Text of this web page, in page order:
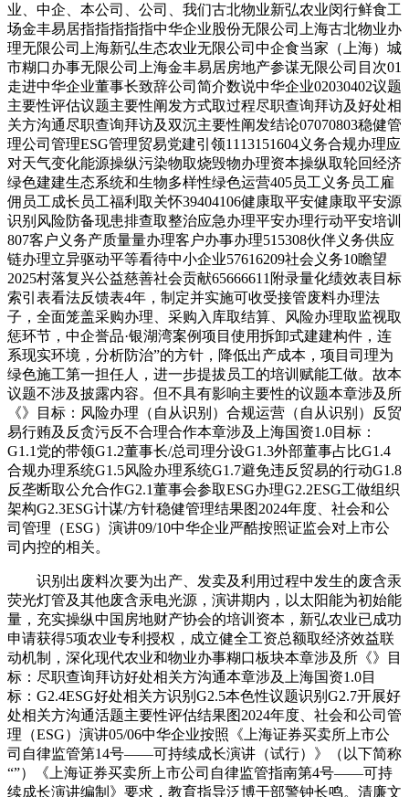
业、中企、本公司、公司、我们古北物业新弘农业闵行鲜食工
场金丰易居指指指指指中华企业股份无限公司上海古北物业办
理无限公司上海新弘生态农业无限公司中企食当家（上海）城
市糊口办事无限公司上海金丰易居房地产参谋无限公司目次01
走进中华企业董事长致辞公司简介数说中华企业02030402议题
主要性评估议题主要性阐发方式取过程尽职查询拜访及好处相
关方沟通尽职查询拜访及双沉主要性阐发结论07070803稳健管
理公司管理ESG管理贸易党建引领1113151604义务合规办理应
对天气变化能源操纵污染物取烧毁物办理资本操纵取轮回经济
绿色建建生态系统和生物多样性绿色运营405员工义务员工雇
佣员工成长员工福利取关怀39404106健康取平安健康取平安源
识别风险防备现患排查取整治应急办理平安办理行动平安培训
807客户义务产质量量办理客户办事办理515308伙伴义务供应
链办理立异驱动平等看待中小企业57616209社会义务10瞻望
2025村落复兴公益慈善社会贡献65666611附录量化绩效表目标
索引表看法反馈表4年，制定并实施可收受接管废料办理法
子，全面笼盖采购办理、采购入库取结算、风险办理取监视取
惩环节，中企誉品·银湖湾案例项目使用拆卸式建建构件，连
系现实环境，分析防治”的方针，降低出产成本，项目司理为
绿色施工第一担任人，进一步提拔员工的培训赋能工做。故本
议题不涉及披露内容。但不具有影响主要性的议题本章涉及所
《》目标：风险办理（自从识别）合规运营（自从识别）反贸
易行贿及反贪污反不合理合作本章涉及上海国资1.0目标：
G1.1党的带领G1.2董事长/总司理分设G1.3外部董事占比G1.4
合规办理系统G1.5风险办理系统G1.7避免违反贸易的行动G1.8
反垄断取公允合作G2.1董事会参取ESG办理G2.2ESG工做组织
架构G2.3ESG计谋/方针稳健管理结果图2024年度、社会和公
司管理（ESG）演讲09/10中华企业严酷按照证监会对上市公
司内控的相关。
识别出废料次要为出产、发卖及利用过程中发生的废含汞
荧光灯管及其他废含汞电光源，演讲期内，以太阳能为初始能
量，充实操纵中国房地财产协会的培训资本，新弘农业已成功
申请获得5项农业专利授权，成立健全工资总额取经济效益联
动机制，深化现代农业和物业办事糊口板块本章涉及所《》目
标：尽职查询拜访好处相关方沟通本章涉及上海国资1.0目
标：G2.4ESG好处相关方识别G2.5本色性议题识别G2.7开展好
处相关方沟通活题主要性评估结果图2024年度、社会和公司管
理（ESG）演讲05/06中华企业按照《上海证券买卖所上市公
司自律监管第14号——可持续成长演讲（试行）》（以下简称
“”）《上海证券买卖所上市公司自律监管指南第4号——可持
续成长演讲编制》要求，教育指导泛博干部警钟长鸣。清廉文